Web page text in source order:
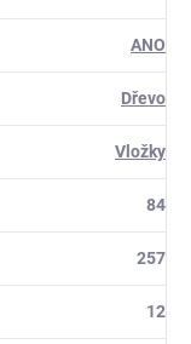
ANO
Dřevo
Vložky
84
257
12